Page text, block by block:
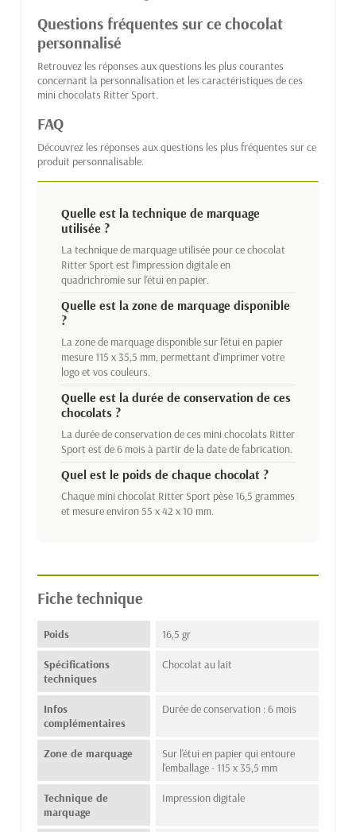
Questions fréquentes sur ce chocolat
personnalisé
Retrouvez les réponses aux questions les plus courantes
concernant la personnalisation et les caractéristiques de ces
mini chocolats Ritter Sport.
FAQ
Découvrez les réponses aux questions les plus fréquentes sur ce
produit personnalisable.
Quelle est la technique de marquage
utilisée ?
La technique de marquage utilisée pour ce chocolat
Ritter Sport est l'impression digitale en
quadrichromie sur l'étui en papier.
Quelle est la zone de marquage disponible
?
La zone de marquage disponible sur l'étui en papier
mesure 115 x 35,5 mm, permettant d'imprimer votre
logo et vos couleurs.
Quelle est la durée de conservation de ces
chocolats ?
La durée de conservation de ces mini chocolats Ritter
Sport est de 6 mois à partir de la date de fabrication.
Quel est le poids de chaque chocolat ?
Chaque mini chocolat Ritter Sport pèse 16,5 grammes
et mesure environ 55 x 42 x 10 mm.
Fiche technique
Poids 16,5 gr
Spécifications
techniques
Chocolat au lait
Infos
complémentaires
Durée de conservation : 6 mois
Zone de marquage
Sur l'étui en papier qui entoure
l'emballage - 115 x 35,5 mm
Technique de
marquage
Impression digitale